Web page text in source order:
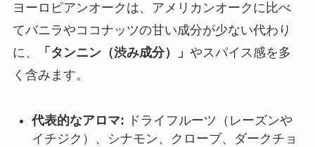
ヨーロピアンオークは、アメリカンオークに比べ
てバニラやココナッツの甘い成分が少ない代わり
に、
「タンニン（渋み成分）」 やスパイス感を多
く含みます。
代表的なアロマ: ドライフルーツ（レーズンや
イチジク）、シナモン、クローブ、ダークチョ